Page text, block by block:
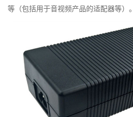
等（包括用于音视频产品的适配器等）。